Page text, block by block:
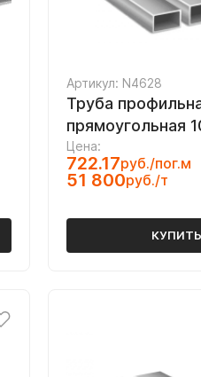
Артикул: N4628
Труба
прямоугольная
Цена:
722.17руб./пог.м
51 800руб./т
КУПИТЬ